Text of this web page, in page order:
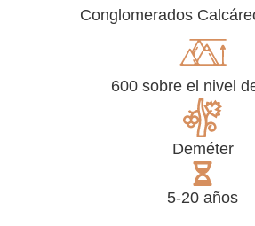
Conglomerados
600 sobre el nivel
Deméter
5-20 años